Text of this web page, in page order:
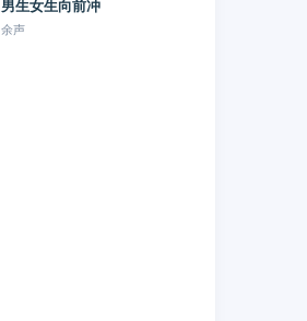
男生女生向前冲
余声